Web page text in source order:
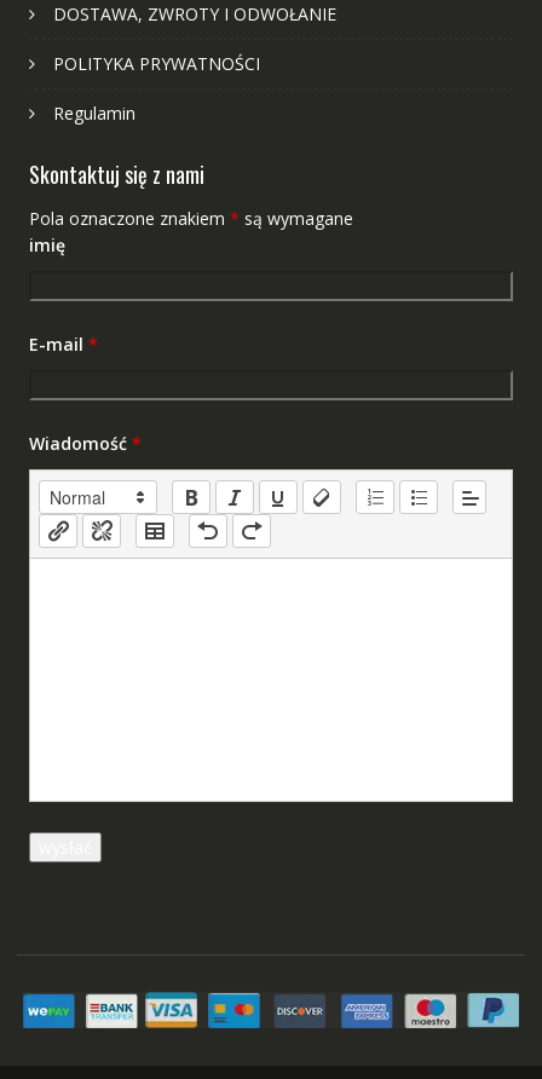
DOSTAWA, ZWROTY I ODWOŁANIE
POLITYKA PRYWATNOŚCI
Regulamin
Skontaktuj się z nami
Pola oznaczone znakiem * są wymagane
imię
E-mail *
Wiadomość *